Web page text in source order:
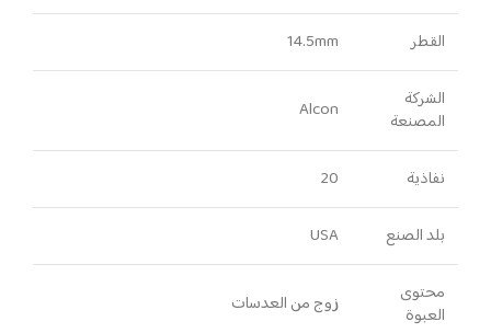
القطر 14.5mm
الشركة
المصنعة
Alcon
نفاذية 20
بلد الصنع USA
محتوى
العبوة
زوج من العدسات